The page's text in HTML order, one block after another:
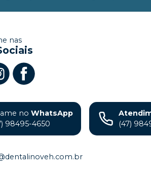
nas
no WhatsApp
98495-4650
(47)